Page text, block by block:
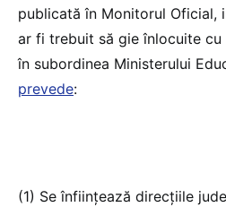
publicată în Monitorul Oficial,
ar fi trebuit să gie înlocuite
în subordinea Ministerului
prevede:
(1) Se înființează direcțiile